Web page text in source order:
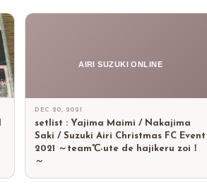
AIRI SUZUKI ONLINE
DEC 20, 2021
setlist : Yajima Maimi / Nakajima
Saki / Suzuki Airi Christmas FC Event
2021 ～team℃-ute de hajikeru zoi！
～